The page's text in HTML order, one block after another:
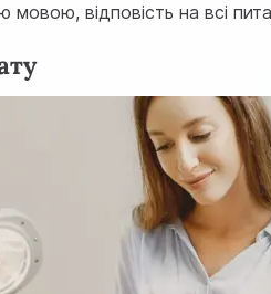
мовою, відповість на всі